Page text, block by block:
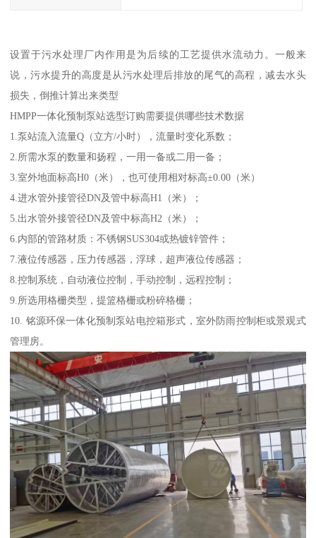
设置于污水处理厂内作用是为后续的工艺提供水流动力。一般来
说，污水提升的高度是从污水处理后排放的尾气的高程，减去水头
损失，倒推计算出来类型
HMPP一体化预制泵站选型订购需要提供哪些技术数据
1.泵站流入流量Q（立方/小时），流量时变化系数；
2.所需水泵的数量和扬程，一用一备或二用一备；
3.室外地面标高H0（米），也可使用相对标高±0.00（米）
4.进水管外接管径DN及管中标高H1（米）；
5.出水管外接管径DN及管中标高H2（米）；
6.内部的管路材质：不锈钢SUS304或热镀锌管件；
7.液位传感器，压力传感器，浮球，超声液位传感器；
8.控制系统，自动液位控制，手动控制，远程控制；
9.所选用格栅类型，提篮格栅或粉碎格栅；
10. 铭源环保一体化预制泵站电控箱形式，室外防雨控制柜或景观式
管理房。